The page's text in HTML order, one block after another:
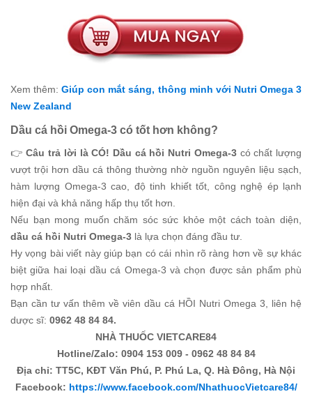
Xem thêm:Giúp con mắt sáng, thông minh với Nutri Omega 3
New Zealand
Dầu cá hồi Omega-3 có tốt hơn không?
👉Câu trả lời là CÓ! Dầu cá hồi Nutri Omega-3có chất lượng
vượt trội hơn dầu cá thông thường nhờ nguồn nguyên liệu sạch,
hàm lượng Omega-3 cao, độ tinh khiết tốt, công nghệ ép lạnh
hiện đại và khả năng hấp thụ tốt hơn.
Nếu bạn mong muốn chăm sóc sức khỏe một cách toàn diện,
dầu cá hồi Nutri Omega-3 là lựa chọn đáng đầu tư.
Hy vọng bài viết này giúp bạn có cái nhìn rõ ràng hơn về sự khác
biệt giữa hai loại dầu cá Omega-3 và chọn được sản phẩm phù
hợp nhất.
Bạn cần tư vấn thêm về viên dầu cá HỒI Nutri Omega 3, liên hệ
dược sĩ: 0962 48 84 84.
NHÀ THUỐC VIETCARE84
Hotline/Zalo: 0904 153 009 - 0962 48 84 84
Địa chỉ: TT5C, KĐT Văn Phú, P. Phú La, Q. Hà Đông, Hà Nội
Facebook: https://www.facebook.com/NhathuocVietcare84/